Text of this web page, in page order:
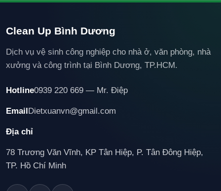
Clean Up Bình Dương
Dịch vụ vệ sinh công nghiệp cho nhà ở, văn phòng, nhà
xưởng và công trình tại Bình Dương, TP.HCM.
Hotline0939 220 669 — Mr. Điệp
EmailDietxuanvn@gmail.com
Địa chỉ
78 Trương Văn Vĩnh, KP Tân Hiệp, P. Tân Đông Hiệp,
TP. Hồ Chí Minh